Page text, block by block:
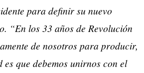
para definir su nuevo
“En los 33 años de Revolución
de nosotros para producir,
que debemos unirnos con el